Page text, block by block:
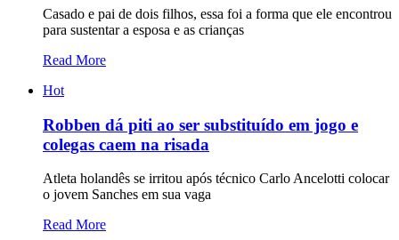
Casado e pai de dois filhos, essa foi a forma que ele encontrou
para sustentar a esposa e as crianças
Read More
Hot
Robben dá piti ao ser substituído em jogo e
colegas caem na risada
Atleta holandês se irritou após técnico Carlo Ancelotti colocar
o jovem Sanches em sua vaga
Read More